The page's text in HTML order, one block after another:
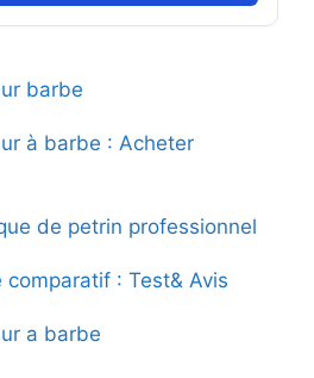
barbe
à barbe : Acheter
de petrin professionnel
comparatif : Test& Avis
a barbe